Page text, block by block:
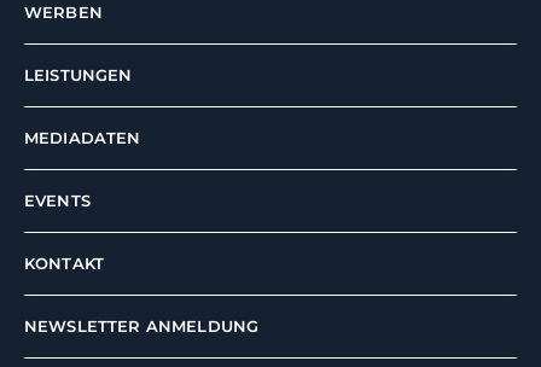
WERBEN
LEISTUNGEN
MEDIADATEN
EVENTS
KONTAKT
NEWSLETTER ANMELDUNG